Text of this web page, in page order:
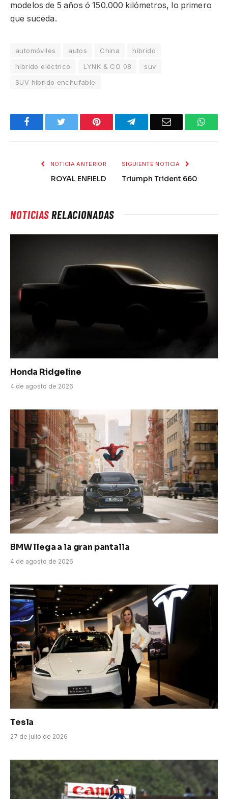
modelos de 5 años ó 150.000 kilómetros, lo primero
que suceda.
automóviles autos China
híbrido
híbrido eléctrico
LYNK & CO 08
suv
SUV híbrido enchufable
Facebook Pinterest TelegramEmail
NOTICIA ANTERIOR
ROYAL ENFIELD
SIGUIENTE NOTICIA
Triumph Trident 660
NOTICIASRELACIONADAS
Honda Ridgeline
4 de agosto de 2026
BMW llega a la gran pantalla
4 de agosto de 2026
Tesla
27 de julio de 2026